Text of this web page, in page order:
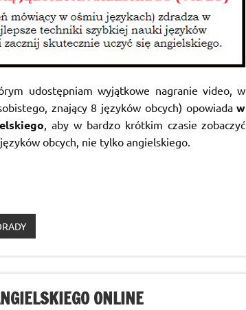
udostępniam wyjątkowe nagranie video, w
znający 8 języków obcych) opowiadaw
, aby w bardzo krótkim czasie zobaczyć
obcych, nie tylko angielskiego.
ONLINE